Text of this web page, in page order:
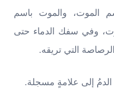
الموت، والموت باسم
وفي سفك الدماء حتى
التي تريقه.
إلى علامةٍ مسجلة.